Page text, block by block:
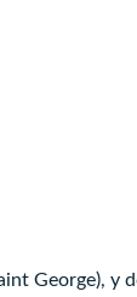
George), y